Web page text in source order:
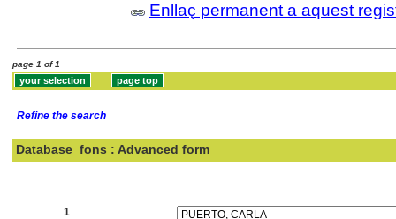
Enllaç permanent a aquest
page 1 of 1
Refine the search
Database fons : Advanced form
1